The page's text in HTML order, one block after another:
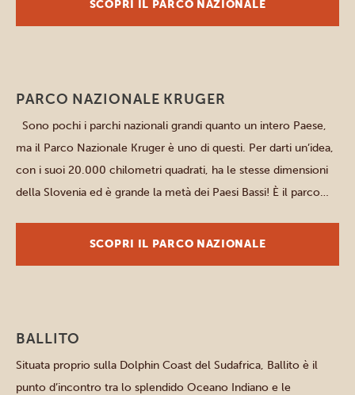
SCOPRI IL PARCO NAZIONALE
PARCO NAZIONALE KRUGER
Sono pochi i parchi nazionali grandi quanto un intero Paese,
ma il Parco Nazionale Kruger è uno di questi. Per darti un’idea,
con i suoi 20.000 chilometri quadrati, ha le stesse dimensioni
della Slovenia ed è grande la metà dei Paesi Bassi! È il parco
SCOPRI IL PARCO NAZIONALE
BALLITO
Situata proprio sulla Dolphin Coast del Sudafrica, Ballito è il
punto d’incontro tra lo splendido Oceano Indiano e le